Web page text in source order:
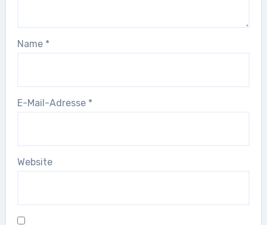
Name *
E-Mail-Adresse *
Website